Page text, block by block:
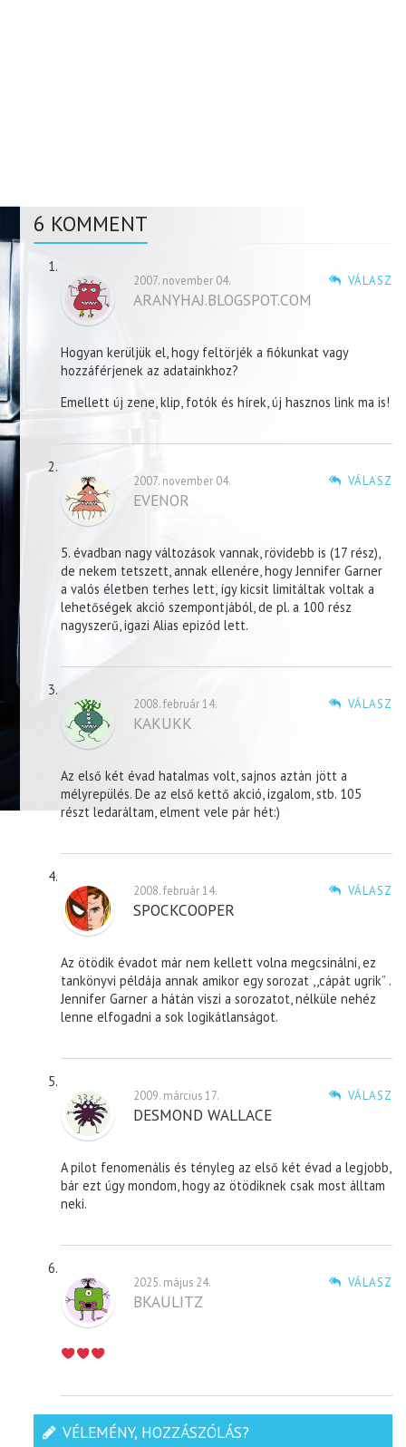
6 KOMMENT
VÁLASZ
2007. november 04.
ARANYHAJ.BLOGSPOT.COM
Hogyan kerüljük el, hogy feltörjék a fiókunkat vagy
hozzáférjenek az adatainkhoz?
Emellett új zene, klip, fotók és hírek, új hasznos link ma is!
VÁLASZ
2007. november 04.
EVENOR
5. évadban nagy változások vannak, rövidebb is (17 rész),
de nekem tetszett, annak ellenére, hogy Jennifer Garner
a valós életben terhes lett, így kicsit limitáltak voltak a
lehetőségek akció szempontjából, de pl. a 100 rész
nagyszerű, igazi Alias epizód lett.
VÁLASZ
2008. február 14.
KAKUKK
Az első két évad hatalmas volt, sajnos aztán jött a
mélyrepülés. De az első kettő akció, izgalom, stb. 105
részt ledaráltam, elment vele pár hét:)
VÁLASZ
2008. február 14.
SPOCKCOOPER
Az ötödik évadot már nem kellett volna megcsinálni, ez
tankönyvi példája annak amikor egy sorozat ,,cápát ugrik” .
Jennifer Garner a hátán viszi a sorozatot, nélküle nehéz
lenne elfogadni a sok logikátlanságot.
VÁLASZ
2009. március 17.
DESMOND WALLACE
A pilot fenomenális és tényleg az első két évad a legjobb,
bár ezt úgy mondom, hogy az ötödiknek csak most álltam
neki.
VÁLASZ
2025. május 24.
BKAULITZ
VÉLEMÉNY, HOZZÁSZÓLÁS?